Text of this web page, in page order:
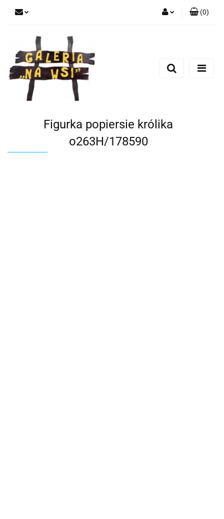
Dodaj zgłoszenie
(0)
Figurka popiersie królika
o263H/178590